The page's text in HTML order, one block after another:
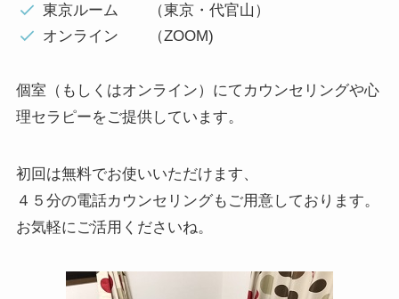
東京ルーム （東京・代官山）
オンライン （ZOOM)
個室（もしくはオンライン）にてカウンセリングや心
理セラピーをご提供しています。
初回は無料でお使いいただけます、
４５分の電話カウンセリングもご用意しております。
お気軽にご活用くださいね。